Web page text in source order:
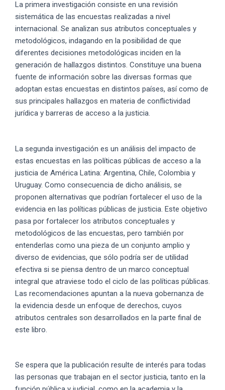
La primera investigación consiste en una revisión
sistemática de las encuestas realizadas a nivel
internacional. Se analizan sus atributos conceptuales y
metodológicos, indagando en la posibilidad de que
diferentes decisiones metodológicas inciden en la
generación de hallazgos distintos. Constituye una buena
fuente de información sobre las diversas formas que
adoptan estas encuestas en distintos países, así como de
sus principales hallazgos en materia de conflictividad
jurídica y barreras de acceso a la justicia.
La segunda investigación es un análisis del impacto de
estas encuestas en las políticas públicas de acceso a la
justicia de América Latina: Argentina, Chile, Colombia y
Uruguay. Como consecuencia de dicho análisis, se
proponen alternativas que podrían fortalecer el uso de la
evidencia en las políticas públicas de justicia. Este objetivo
pasa por fortalecer los atributos conceptuales y
metodológicos de las encuestas, pero también por
entenderlas como una pieza de un conjunto amplio y
diverso de evidencias, que sólo podría ser de utilidad
efectiva si se piensa dentro de un marco conceptual
integral que atraviese todo el ciclo de las políticas públicas.
Las recomendaciones apuntan a la nueva gobernanza de
la evidencia desde un enfoque de derechos, cuyos
atributos centrales son desarrollados en la parte final de
este libro.
Se espera que la publicación resulte de interés para todas
las personas que trabajan en el sector justicia, tanto en la